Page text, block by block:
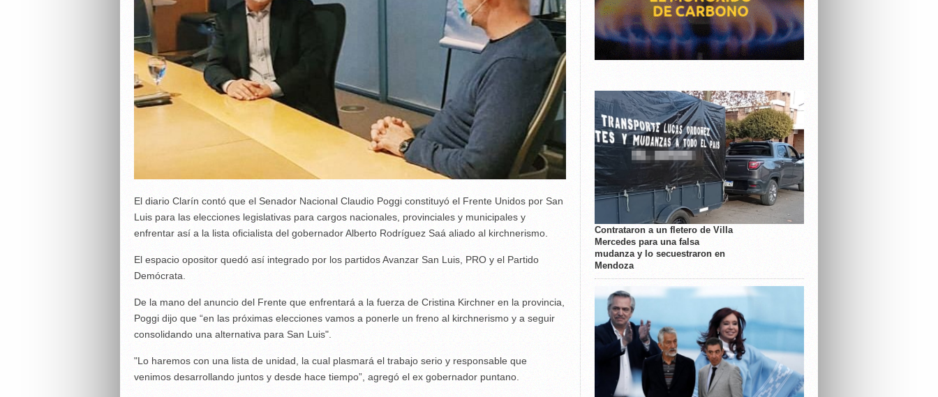
El diario Clarín contó que el Senador Nacional Claudio Poggi constituyó el Frente Unidos por San
Luis para las elecciones legislativas para cargos nacionales, provinciales y municipales y
enfrentar así a la lista oficialista del gobernador Alberto Rodríguez Saá aliado al kirchnerismo.
El espacio opositor quedó así integrado por los partidos Avanzar San Luis, PRO y el Partido
Demócrata.
De la mano del anuncio del Frente que enfrentará a la fuerza de Cristina Kirchner en la provincia,
Poggi dijo que “en las próximas elecciones vamos a ponerle un freno al kirchnerismo y a seguir
consolidando una alternativa para San Luis".
"Lo haremos con una lista de unidad, la cual plasmará el trabajo serio y responsable que
venimos desarrollando juntos y desde hace tiempo”, agregó el ex gobernador puntano.
Contrataron a un fletero de Villa
Mercedes para una falsa
mudanza y lo secuestraron en
Mendoza